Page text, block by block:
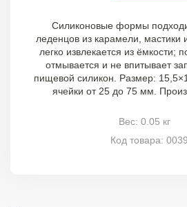
Силиконовые формы
леденцов из карамели, мастики
легко извлекается из ёмкости;
отмывается и не впитывает
пищевой силикон. Размер:
ячейки от 25 до 75 мм.
Вес: 0.05 кг
Код товара: